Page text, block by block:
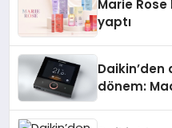
Marie
yaptı
Daikin’den
dönem: